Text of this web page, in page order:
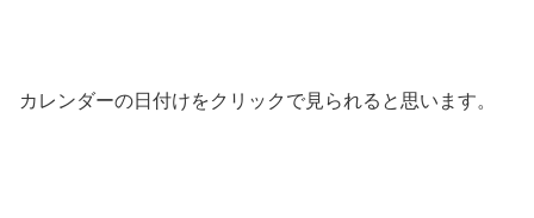
カレンダーの日付けをクリックで見られると思います。